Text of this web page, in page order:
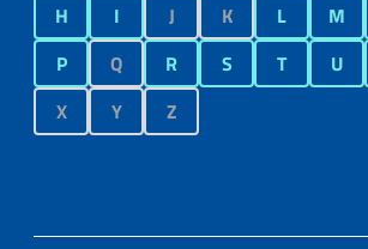
H
I J K L M
P
Q R S T U
X
Y Z